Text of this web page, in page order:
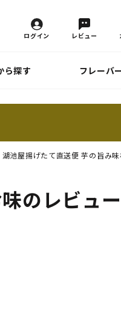
ログイン レビュー
ら探す フレーバ
湖池屋揚げたて直送便 芋の旨み
のレビュ